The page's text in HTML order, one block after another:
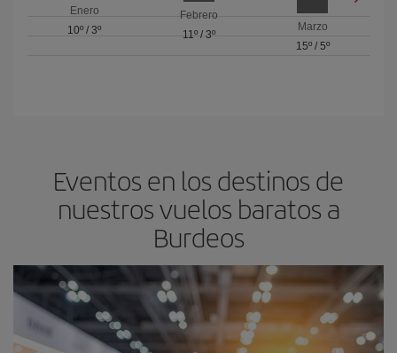
Enero
10º /3º
Febrero
11º/ 3º
Marzo
15º/ 5º
Eventos en los destinos de
nuestros vuelos baratos a
Burdeos